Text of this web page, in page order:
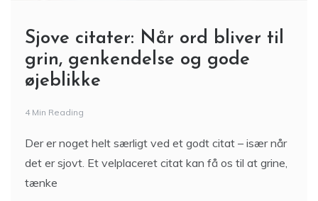
Sjove citater: Når ord bliver til
grin, genkendelse og gode
øjeblikke
4 Min Reading
Der er noget helt særligt ved et godt citat – især når
det er sjovt. Et velplaceret citat kan få os til at grine,
tænke